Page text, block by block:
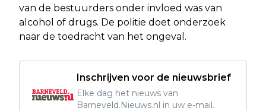
van de bestuurders onder invloed was van
alcohol of drugs. De politie doet onderzoek
naar de toedracht van het ongeval.
Inschrijven voor de nieuwsbrief
Elke dag het nieuws van
Barneveld.Nieuws.nl in uw e-mail.